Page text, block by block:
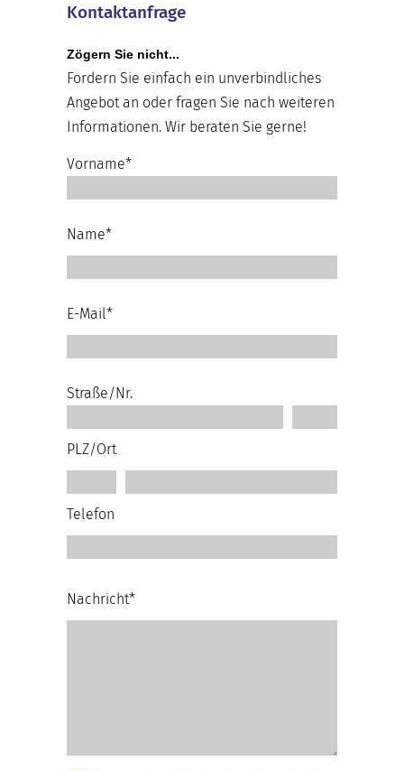
Kontaktanfrage
Zögern Sie nicht...
Fordern Sie einfach ein unverbindliches
Angebot an oder fragen Sie nach weiteren
Informationen. Wir beraten Sie gerne!
Vorname*
Name*
E-Mail*
Straße/Nr.
PLZ/Ort
Telefon
Nachricht*